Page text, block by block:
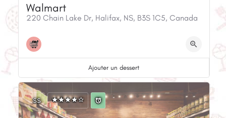
Walmart
220 Chain Lake Dr, Halifax, NS, B3S 1C5, Canada
Ajouter un dessert
$$